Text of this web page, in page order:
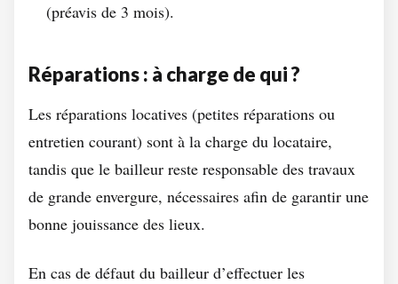
(préavis de 3 mois).
Réparations : à charge de qui ?
Les réparations locatives (petites réparations ou
entretien courant) sont à la charge du locataire,
tandis que le bailleur reste responsable des travaux
de grande envergure, nécessaires afin de garantir une
bonne jouissance des lieux.
En cas de défaut du bailleur d’effectuer les